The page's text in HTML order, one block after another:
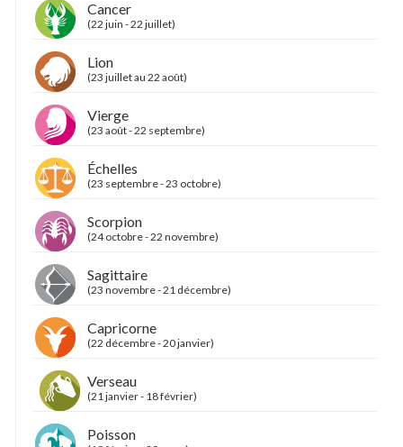
Cancer
(22 juin - 22 juillet)
Lion
(23 juillet au 22 août)
Vierge
(23 août - 22 septembre)
Échelles
(23 septembre - 23 octobre)
Scorpion
(24 octobre - 22 novembre)
Sagittaire
(23 novembre - 21 décembre)
Capricorne
(22 décembre - 20 janvier)
Verseau
(21 janvier - 18 février)
Poisson